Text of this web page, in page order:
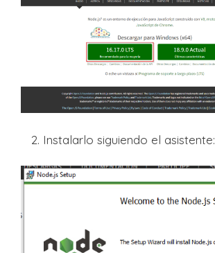
2. Instalarlo siguiendo el asistente: